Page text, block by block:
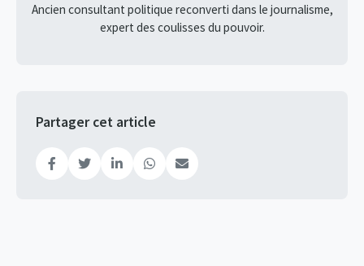
Ancien consultant politique reconverti dans le journalisme,
expert des coulisses du pouvoir.
Partager cet article